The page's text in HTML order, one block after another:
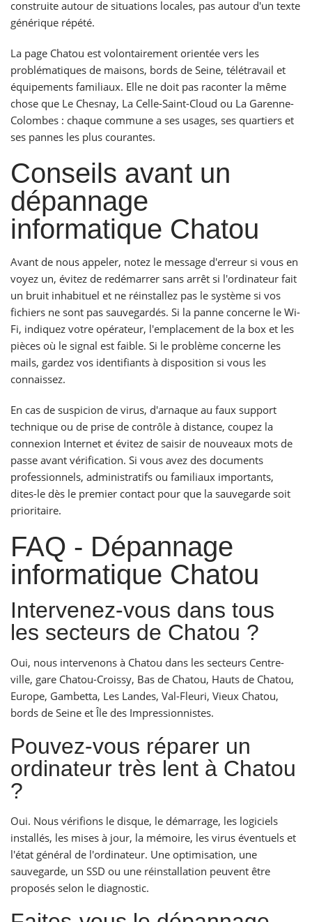
construite autour de situations locales, pas autour d'un texte
générique répété.
La page Chatou est volontairement orientée vers les
problématiques de maisons, bords de Seine, télétravail et
équipements familiaux. Elle ne doit pas raconter la même
chose que Le Chesnay, La Celle-Saint-Cloud ou La Garenne-
Colombes : chaque commune a ses usages, ses quartiers et
ses pannes les plus courantes.
Conseils avant un
dépannage
informatique Chatou
Avant de nous appeler, notez le message d'erreur si vous en
voyez un, évitez de redémarrer sans arrêt si l'ordinateur fait
un bruit inhabituel et ne réinstallez pas le système si vos
fichiers ne sont pas sauvegardés. Si la panne concerne le Wi-
Fi, indiquez votre opérateur, l'emplacement de la box et les
pièces où le signal est faible. Si le problème concerne les
mails, gardez vos identifiants à disposition si vous les
connaissez.
En cas de suspicion de virus, d'arnaque au faux support
technique ou de prise de contrôle à distance, coupez la
connexion Internet et évitez de saisir de nouveaux mots de
passe avant vérification. Si vous avez des documents
professionnels, administratifs ou familiaux importants,
dites-le dès le premier contact pour que la sauvegarde soit
prioritaire.
FAQ - Dépannage
informatique Chatou
Intervenez-vous dans tous
les secteurs de Chatou ?
Oui, nous intervenons à Chatou dans les secteurs Centre-
ville, gare Chatou-Croissy, Bas de Chatou, Hauts de Chatou,
Europe, Gambetta, Les Landes, Val-Fleuri, Vieux Chatou,
bords de Seine et Île des Impressionnistes.
Pouvez-vous réparer un
ordinateur très lent à Chatou
?
Oui. Nous vérifions le disque, le démarrage, les logiciels
installés, les mises à jour, la mémoire, les virus éventuels et
l'état général de l'ordinateur. Une optimisation, une
sauvegarde, un SSD ou une réinstallation peuvent être
proposés selon le diagnostic.